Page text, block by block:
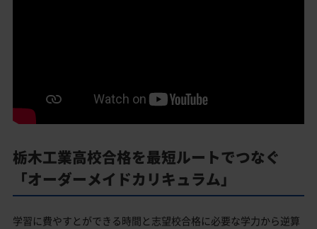
栃木工業高校合格を最短ルートでつなぐ
「オーダーメイドカリキュラム」
学習に費やすとができる時間と志望校合格に必要な学力から逆算